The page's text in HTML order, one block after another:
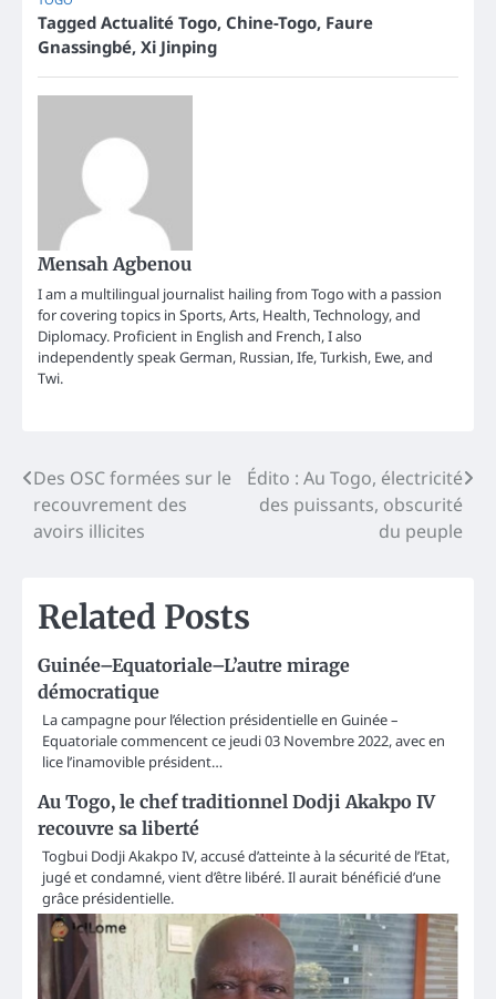
Tagged Actualité Togo, Chine-Togo, Faure
Gnassingbé, Xi Jinping
Mensah Agbenou
I am a multilingual journalist hailing from Togo with a passion
for covering topics in Sports, Arts, Health, Technology, and
Diplomacy. Proficient in English and French, I also
independently speak German, Russian, Ife, Turkish, Ewe, and
Twi.
Post
navigation
Des OSC formées sur le
recouvrement des
avoirs illicites
Édito : Au Togo, électricité
des puissants, obscurité
du peuple
Related Posts
Guinée–Equatoriale–L’autre mirage
démocratique
La campagne pour l’élection présidentielle en Guinée –
Equatoriale commencent ce jeudi 03 Novembre 2022, avec en
lice l’inamovible président…
Au Togo, le chef traditionnel Dodji Akakpo IV
recouvre sa liberté
Togbui Dodji Akakpo IV, accusé d’atteinte à la sécurité de l’Etat,
jugé et condamné, vient d’être libéré. Il aurait bénéficié d’une
grâce présidentielle.